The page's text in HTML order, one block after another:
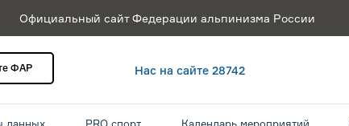
Официальный сайт Федерации альпинизма России
ФАР Нас на сайте 28742